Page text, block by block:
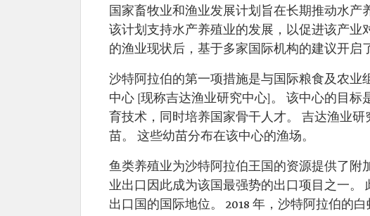
国家畜牧业和渔业发展计划旨在长期推动水产
该计划支持水产养殖业的发展，以促进该产业
的渔业现状后，基于多家国际机构的建议开启
沙特阿拉伯的第一项措施是与国际粮食及农业
中心 [现称吉达渔业研究中心]。 该中心的目
育技术，同时培养国家骨干人才。 吉达渔业研
苗。 这些幼苗分布在该中心的渔场。
鱼类养殖业为沙特阿拉伯王国的资源提供了
业出口因此成为该国最强势的出口项目之一
出口国的国际地位。 2018 年，沙特阿拉伯的